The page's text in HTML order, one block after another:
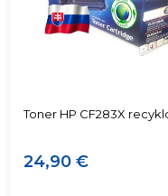
Toner HP CF283X
24,90 €